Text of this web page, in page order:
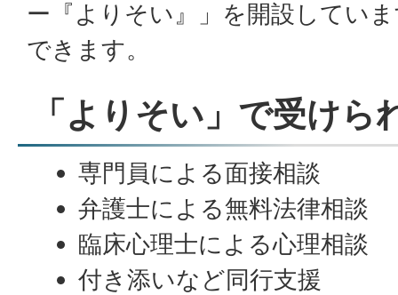
ー『よりそい』」を開設してい
できます。
「よりそい」で受けら
専門員による面接相談
弁護士による無料法律相談
臨床心理士による心理相談
付き添いなど同行支援